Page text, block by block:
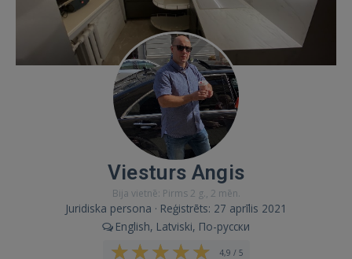
Viesturs Angis
Bija vietnē: Pirms 2 g., 2 mēn.
Juridiska persona · Reģistrēts: 27 aprīlis 2021
English, Latviski, По-русски
4,9 / 5